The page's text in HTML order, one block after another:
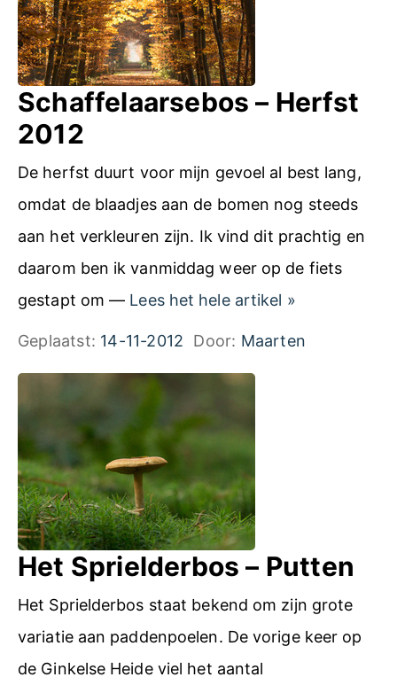
r
s
t
m
e
f
o
o
s
h
o
o
t
i
Schaffelaarsebos – Herfst
2012
De herfst duurt voor mijn gevoel al best lang,
omdat de blaadjes aan de bomen nog steeds
aan het verkleuren zijn. Ik vind dit prachtig en
daarom ben ik vanmiddag weer op de fiets
gestapt om — Lees het hele artikel S
s
»
Geplaatst: 14-11-2012 Door: Maarten
Het Sprielderbos – Putten
Het Sprielderbos staat bekend om zijn grote
variatie aan paddenpoelen. De vorige keer op
de Ginkelse Heide viel het aantal